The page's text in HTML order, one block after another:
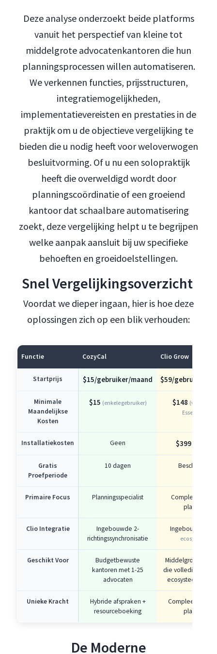
Deze analyse onderzoekt beide platforms
vanuit het perspectief van kleine tot
middelgrote advocatenkantoren die hun
planningsprocessen willen automatiseren.
We verkennen functies, prijsstructuren,
integratiemogelijkheden,
implementatievereisten en prestaties in de
praktijk om u de objectieve vergelijking te
bieden die u nodig heeft voor weloverwogen
besluitvorming. Of u nu een solopraktijk
heeft die overweldigd wordt door
planningscoördinatie of een groeiend
kantoor dat schaalbare automatisering
zoekt, deze vergelijking helpt u te begrijpen
welke aanpak aansluit bij uw specifieke
behoeften en groeidoelstellingen.
Snel Vergelijkingsoverzicht
Voordat we dieper ingaan, hier is hoe deze
oplossingen zich op een blik verhouden:
Functie CozyCal Clio Grow
Startprijs $15/gebruiker/maand $59/gebruiker/
Minimale
Maandelijkse
Kosten
$15 (enkele gebruiker) $148 (vereist
Essentials)
Installatiekosten Geen $399
Gratis
Proefperiode
10 dagen Beschikbaar
Primaire Focus Planningsspecialist
Compleet
platform
Clio Integratie
Ingebouwde 2-
richtingssynchronisatie
Ingebouwd
ecosysteem)
Geschikt Voor
Budgetbewuste
kantoren met 1-25
advocaten
Middelgrote
die volledig in het
ecosysteem
Unieke Kracht
Hybride afspraken +
resourceboeking
Compleet CRM
planning
De Moderne